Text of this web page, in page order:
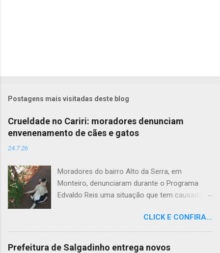
Postagens mais visitadas deste blog
Crueldade no Cariri: moradores denunciam
envenenamento de cães e gatos
24.7.26
Moradores do bairro Alto da Serra, em
Monteiro, denunciaram durante o Programa
Edvaldo Reis uma situação que tem causado
e gatos estariam sendo envenenados na
comunidade, provocando mortes marcadas
por intenso sofrimento dos animais. De acordo
CLICK E CONFIRA...
Prefeitura de Salgadinho entrega novos